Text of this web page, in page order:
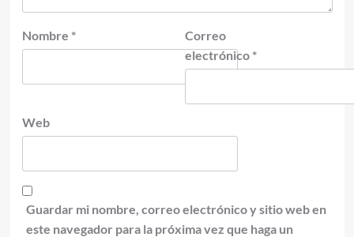
Nombre *
Correo
electrónico *
Web
Guardar mi nombre, correo electrónico y sitio web en
este navegador para la próxima vez que haga un